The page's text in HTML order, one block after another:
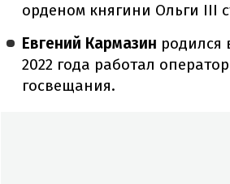
орденом княгини Ольги III
Евгений Кармазин родился
2022 года работал
госвещания.